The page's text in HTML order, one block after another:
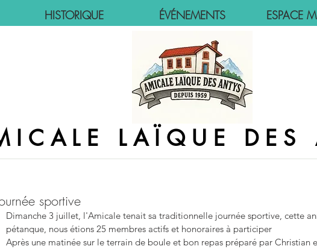
HISTORIQUE ÉVÉNEMENTS ESPACE
LAÏQUE DES
sportive
Dimanche 3 juillet, l'Amicale tenait sa traditionnelle journée sportive, cette
pétanque, nous étions 25 membres actifs et honoraires à participer
Après une matinée sur le terrain de boule et bon repas préparé par Christian